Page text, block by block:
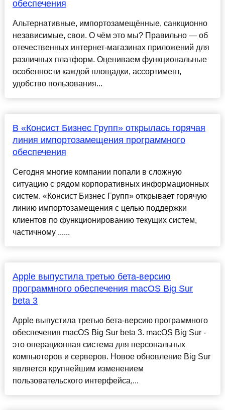
обеспечения
Альтернативные, импортозамещённые, санкционно
независимые, свои. О чём это мы? Правильно — об
отечественных интернет-магазинах приложений для
различных платформ. Оцениваем функциональные
особенности каждой площадки, ассортимент,
удобство пользования...
В «Консист Бизнес Групп» открылась горячая
линия импортозамещения программного
обеспечения
Сегодня многие компании попали в сложную
ситуацию с рядом корпоративных информационных
систем. «Консист Бизнес Групп» открывает горячую
линию импортозамещения с целью поддержки
клиентов по функционированию текущих систем,
частичному ......
Apple выпустила третью бета-версию
программного обеспечения macOS Big Sur
beta 3
Apple выпустила третью бета-версию программного
обеспечения macOS Big Sur beta 3. macOS Big Sur -
это операционная система для персональных
компьютеров и серверов. Новое обновление Big Sur
является крупнейшим изменением
пользовательского интерфейса,...